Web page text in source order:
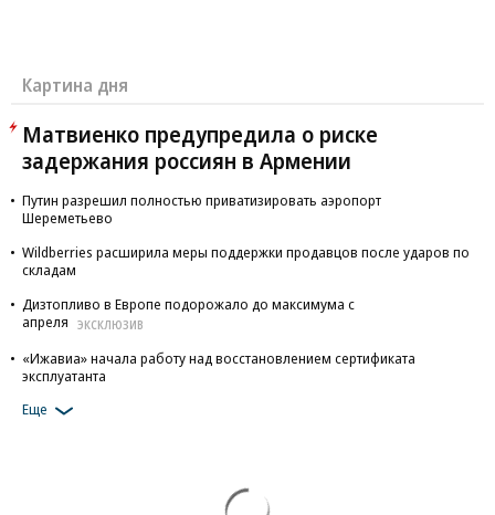
Картина дня
Матвиенко предупредила о риске
задержания россиян в Армении
Путин разрешил полностью приватизировать аэропорт
Шереметьево
Wildberries расширила меры поддержки продавцов после ударов по
складам
Дизтопливо в Европе подорожало до максимума с
апреля
ЭКСКЛЮЗИВ
«Ижавиа» начала работу над восстановлением сертификата
эксплуатанта
Еще